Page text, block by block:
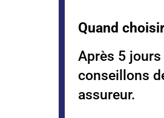
Quand
Après 5
conseillons
assureur.